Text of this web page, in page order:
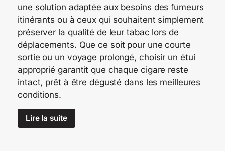
une solution adaptée aux besoins des fumeurs
itinérants ou à ceux qui souhaitent simplement
préserver la qualité de leur tabac lors de
déplacements. Que ce soit pour une courte
sortie ou un voyage prolongé, choisir un étui
approprié garantit que chaque cigare reste
intact, prêt à être dégusté dans les meilleures
conditions.
Lire la suite